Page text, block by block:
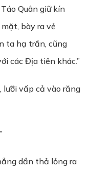
Quân giữ kín
bày ra vẻ
ta hạ trần, cũng
các Địa tiên khác.”
lưỡi vấp cả vào răng
dần thả lỏng ra